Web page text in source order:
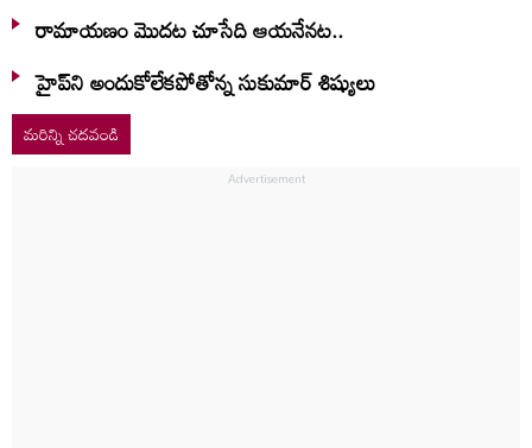
రామాయణం మొదట చూసేది ఆయనేనట..
హైప్‌ని అందుకోలేకపోతోన్న సుకుమార్ శిష్యులు
మరిన్ని చదవండి